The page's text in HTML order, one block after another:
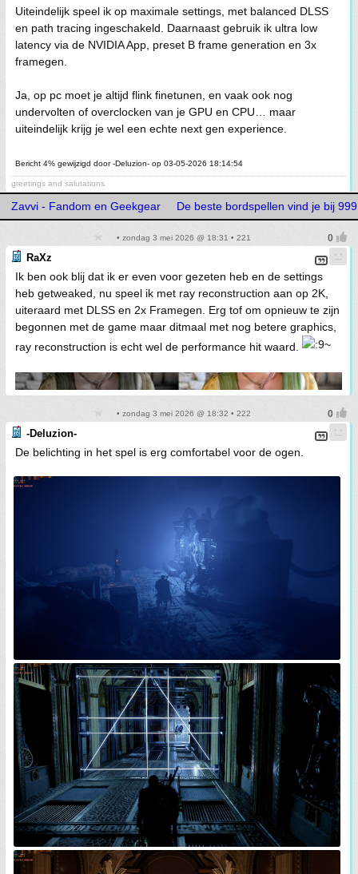
Uiteindelijk speel ik op maximale settings, met balanced DLSS
en path tracing ingeschakeld. Daarnaast gebruik ik ultra low
latency via de NVIDIA App, preset B frame generation en 3x
framegen.
Ja, op pc moet je altijd flink finetunen, en vaak ook nog
undervolten of overclocken van je GPU en CPU… maar
uiteindelijk krijg je wel een echte next gen experience.
Bericht 4% gewijzigd door -Deluzion- op 03-05-2026 18:14:54
greetings and salutations
Zavvi - Fandom en Geekgear De beste bordspellen vind je bij
• zondag 3 mei 2026 @ 18:31 • 221
RaXz
Ik ben ook blij dat ik er even voor gezeten heb en de settings
heb getweaked, nu speel ik met ray reconstruction aan op 2K,
uiteraard met DLSS en 2x Framegen. Erg tof om opnieuw te zijn
begonnen met de game maar ditmaal met nog betere graphics,
ray reconstruction is echt wel de performance hit waard.
• zondag 3 mei 2026 @ 18:32 • 222
-Deluzion-
De belichting in het spel is erg comfortabel voor de ogen.